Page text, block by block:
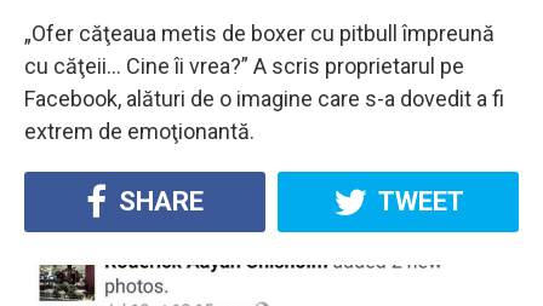
„Ofer căţeaua metis de boxer cu pitbull împreună
cu căţeii… Cine îi vrea?” A scris proprietarul pe
Facebook, alături de o imagine care s-a dovedit a fi
extrem de emoţionantă.
SHARE TWEET